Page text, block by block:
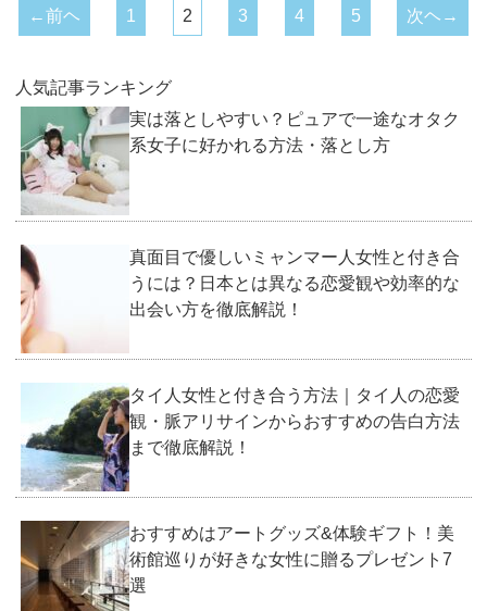
←前ヘ 1 2 3 4 5 次ヘ→
人気記事ランキング
実は落としやすい？ピュアで一途なオタク
系女子に好かれる方法・落とし方
真面目で優しいミャンマー人女性と付き合
うには？日本とは異なる恋愛観や効率的な
出会い方を徹底解説！
タイ人女性と付き合う方法｜タイ人の恋愛
観・脈アリサインからおすすめの告白方法
まで徹底解説！
おすすめはアートグッズ&体験ギフト！美
術館巡りが好きな女性に贈るプレゼント7
選